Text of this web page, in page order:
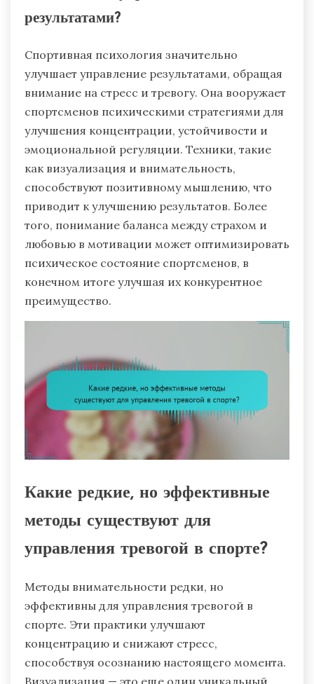
результатами?
Спортивная психология значительно
улучшает управление результатами, обращая
внимание на стресс и тревогу. Она вооружает
спортсменов психическими стратегиями для
улучшения концентрации, устойчивости и
эмоциональной регуляции. Техники, такие
как визуализация и внимательность,
способствуют позитивному мышлению, что
приводит к улучшению результатов. Более
того, понимание баланса между страхом и
любовью в мотивации может оптимизировать
психическое состояние спортсменов, в
конечном итоге улучшая их конкурентное
преимущество.
Какие редкие, но эффективные
методы существуют для
управления тревогой в спорте?
Методы внимательности редки, но
эффективны для управления тревогой в
спорте. Эти практики улучшают
концентрацию и снижают стресс,
способствуя осознанию настоящего момента.